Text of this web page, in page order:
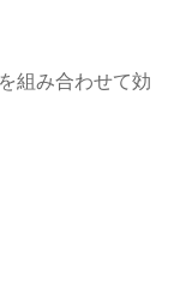
組み合わせて効